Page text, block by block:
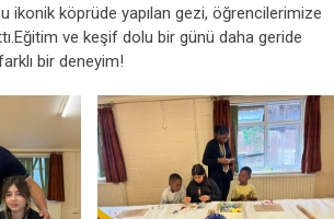
ikonik köprüde yapılan gezi, öğrencilerimize
ve keşif dolu bir günü daha geride
bir deneyim!